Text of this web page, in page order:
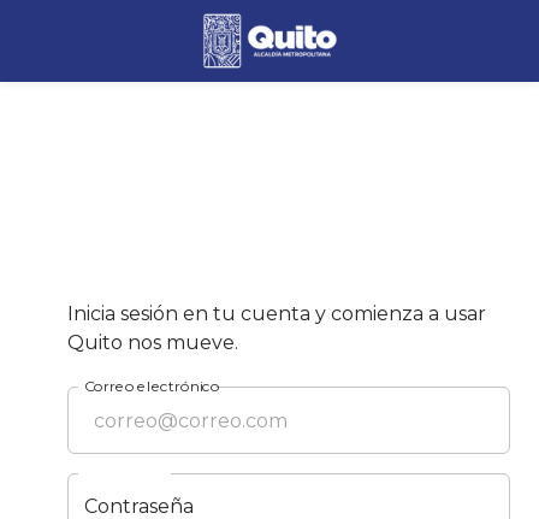
Inicia sesión en tu cuenta y comienza a usar
Quito nos mueve.
Correo electrónico
Contraseña